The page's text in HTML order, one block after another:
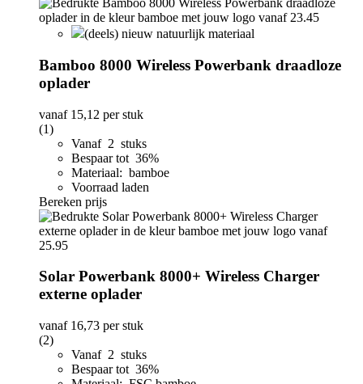
(deels) nieuw natuurlijk materiaal
Bamboo 8000 Wireless Powerbank draadloze
oplader
vanaf 15,12 per stuk
(1)
Vanaf 2 stuks
Bespaar tot 36%
Materiaal: bamboe
Voorraad laden
Bereken prijs
Solar Powerbank 8000+ Wireless Charger
externe oplader
vanaf 16,73 per stuk
(2)
Vanaf 2 stuks
Bespaar tot 36%